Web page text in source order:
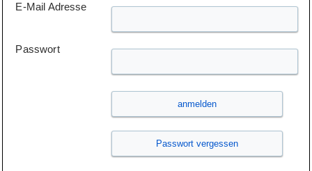
E-Mail Adresse
Passwort